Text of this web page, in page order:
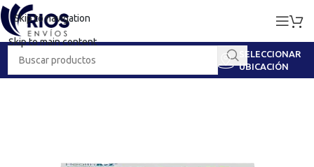
Skip to navigation
Skip to main content
SELECCIONAR
UBICACIÓN